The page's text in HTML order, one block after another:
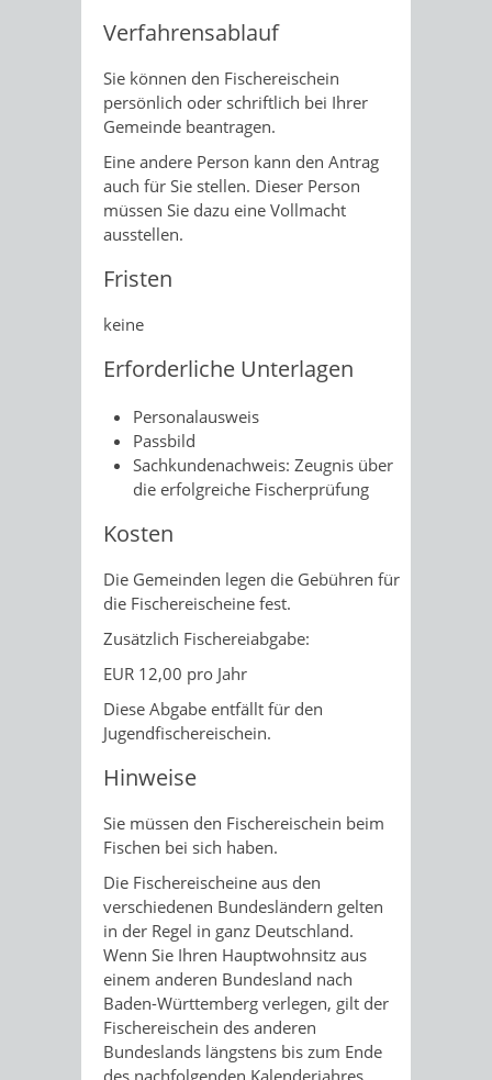
Verfahrensablauf
Sie können den Fischereischein
persönlich oder schriftlich bei Ihrer
Gemeinde beantragen.
Eine andere Person kann den Antrag
auch für Sie stellen. Dieser Person
müssen Sie dazu eine Vollmacht
ausstellen.
Fristen
keine
Erforderliche Unterlagen
Personalausweis
Passbild
Sachkundenachweis: Zeugnis über
die erfolgreiche Fischerprüfung
Kosten
Die Gemeinden legen die Gebühren für
die Fischereischeine fest.
Zusätzlich Fischereiabgabe:
EUR 12,00 pro Jahr
Diese Abgabe entfällt für den
Jugendfischereischein.
Hinweise
Sie müssen den Fischereischein beim
Fischen bei sich haben.
Die Fischereischeine aus den
verschiedenen Bundesländern gelten
in der Regel in ganz Deutschland.
Wenn Sie Ihren Hauptwohnsitz aus
einem anderen Bundesland nach
Baden-Württemberg verlegen, gilt der
Fischereischein des anderen
Bundeslands längstens bis zum Ende
des nachfolgenden Kalenderjahres.